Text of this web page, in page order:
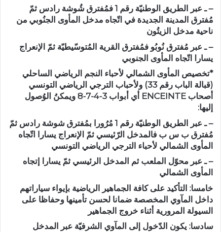
– ـ عبر الطريق الوطنيّة رقم 1 فمُفترق شُوشة رادس ثمّ
مُفترق المدينة الجديدة في اتّجاه مدخل المأوى الجنُوبي من
ناحية مدخل الزيتُون
– ـ عبر مُفترق نُوبُو فمُفترق القرية المُتوسّيطيّة ثمّ الإنعراج
يسارا اتّجاه المأوى الجنوبي
*تخصيص المأوى الشمالي لأحباء النجم الرياضي الساحلي
(قبالة الباب رقم 33) ولأحباب الترجي الرياضي التونسي
أصحاب ENCEINTE أي أبواب 3-4-7-8 ويمكنُ الوُصول
إليها:
– ـ عبر الطريق الوطنيّة رقم 1 مُرُورا بمُفترق شوشة رادس ثمّ
مُفترق ب س ب فالمدخل الرّئيسي ثمّ الإنعراج يسارا اتّجاه
المأوى الشمالي لأحباء الترجي الرياضي التونسي
– ـ عبر محوّل الملعب ثم المدخل الرئيسي ثمّ يسارا إتجاه
المأوى الشمالي
خامسا: التأكيد على كافة الجماهير الرياضية بإيواء سياراتهم
داخل المآوي المخصصة ضمانا لحسن تأمينها وحفاظا على
السيولة المرورية أثناء خروج الجماهير
سادسا: يكون الدّخول إلى المآوي الشرفيّة عبر المدخل